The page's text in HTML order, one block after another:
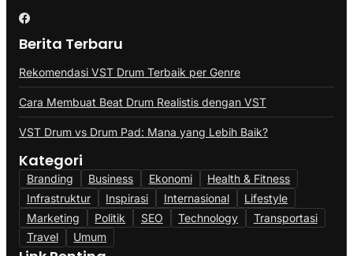
Berita Terbaru
Rekomendasi VST Drum Terbaik per Genre
Cara Membuat Beat Drum Realistis dengan VST
VST Drum vs Drum Pad: Mana yang Lebih Baik?
Kategori
Branding Business Ekonomi
Health & Fitness
Infrastruktur
Inspirasi Internasional
Lifestyle
Marketing
Politik SEO Technology
Transportasi
Travel
Umum